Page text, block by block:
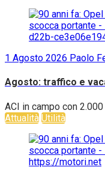
1 Agosto 2026 Paolo
Agosto: traffico e
ACI in campo con
Attualità Utilità